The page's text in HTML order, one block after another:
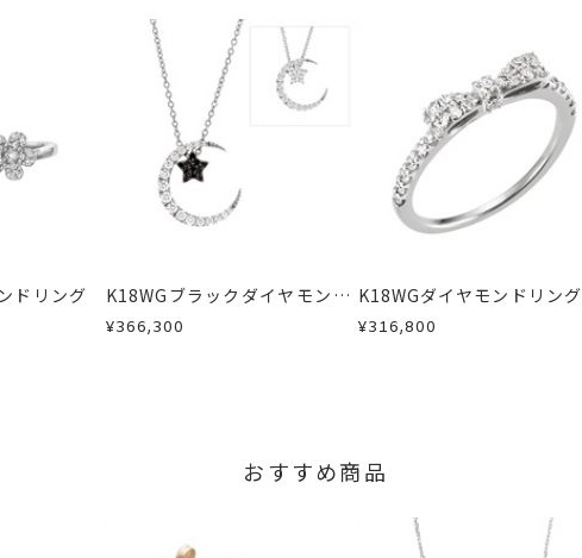
大：約2.4mm/最小：約1.3mm
プラチナリング 、スター／ムーンリング
1週間～1ヶ月以内を目安に発送いたします。
ジに記載のある目安日数を頂戴し、一から製作いたします。
わせください。事前に現在の納期状況を確認いたします。
以内にメールにてご案内いたします。
た商品
る場合
ますが、万が一不良品の場合、またはご注文のお品と異なる場合は、
ドリング
K18WGブラックダイヤモンド/
ダイヤモンドネックレス
¥366,300
K18WGダイヤモンドリング
¥316,800
おすすめ商品